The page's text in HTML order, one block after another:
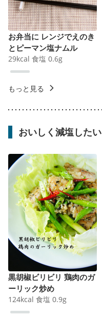
お弁当に レンジでえのき
とピーマン塩ナムル
29kcal 食塩 0.6g
もっと見る
おいしく減塩したい
黒胡椒ビリビリ 鶏肉のガ
ーリック炒め
124kcal 食塩 0.9g